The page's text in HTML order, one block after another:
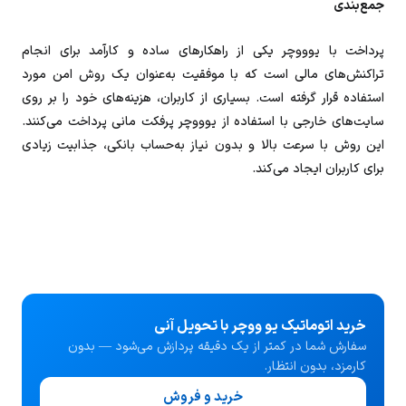
جمع‌بندی
پرداخت با یوووچر یکی از راهکارهای ساده و کارآمد برای انجام
تراکنش‌های مالی است که با موفقیت به‌عنوان یک روش امن مورد
استفاده قرار گرفته است. بسیاری از کاربران، هزینه‌های خود را بر روی
سایت‌های خارجی با استفاده از یوووچر پرفکت مانی پرداخت می‌کنند.
این روش با سرعت بالا و بدون نیاز به‌حساب بانکی، جذابیت زیادی
برای کاربران ایجاد می‌کند.
خرید اتوماتیک یو ووچر با تحویل آنی
سفارش شما در کمتر از یک دقیقه پردازش می‌شود — بدون
کارمزد، بدون انتظار.
خرید و فروش